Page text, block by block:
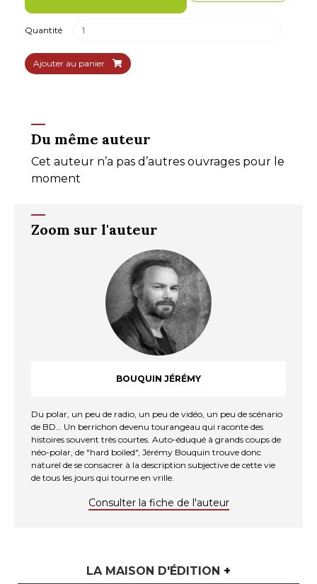
LA MAISON D'ÉDITION +
Quantité
Ajouter au panier
Du même auteur
Cet auteur n’a pas d’autres ouvrages pour le
moment
Zoom sur l'auteur
BOUQUIN JÉRÉMY
Du polar, un peu de radio, un peu de vidéo, un peu de scénario
de BD… Un berrichon devenu tourangeau qui raconte des
histoires souvent très courtes. Auto-éduqué à grands coups de
néo-polar, de "hard boiled", Jérémy Bouquin trouve donc
naturel de se consacrer à la description subjective de cette vie
de tous les jours qui tourne en vrille.
Consulter la fiche de l'auteur